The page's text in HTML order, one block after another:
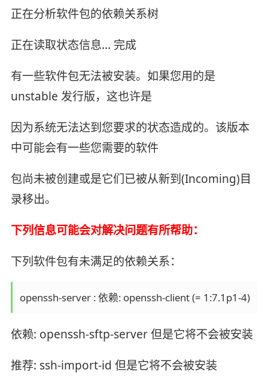
正在分析软件包的依赖关系树
正在读取状态信息... 完成
有一些软件包无法被安装。如果您用的是
unstable 发行版，这也许是
因为系统无法达到您要求的状态造成的。该版本
中可能会有一些您需要的软件
包尚未被创建或是它们已被从新到(Incoming)目
录移出。
下列信息可能会对解决问题有所帮助：
下列软件包有未满足的依赖关系：
openssh-server : 依赖: openssh-client (= 1:7.1p1-4)
依赖: openssh-sftp-server 但是它将不会被安装
推荐: ssh-import-id 但是它将不会被安装